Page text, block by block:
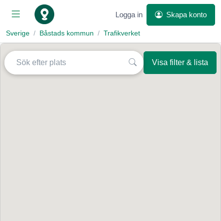
Logga in Skapa konto
Sverige Båstads kommun Trafikverket
Visa filter & lista